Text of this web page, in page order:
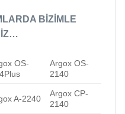
BİZİMLE
OS-
Argox OS-
2140
A-2240
Argox CP-
2140